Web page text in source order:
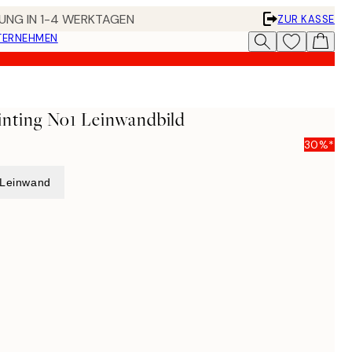
IN 1-4 WERKTAGEN
ZUR KASSE
No1 Leinwandbild
30%*
Leinwand